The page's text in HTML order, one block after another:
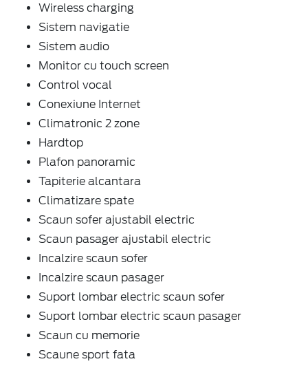
Wireless charging
Sistem navigatie
Sistem audio
Monitor cu touch screen
Control vocal
Conexiune Internet
Climatronic 2 zone
Hardtop
Plafon panoramic
Tapiterie alcantara
Climatizare spate
Scaun sofer ajustabil electric
Scaun pasager ajustabil electric
Incalzire scaun sofer
Incalzire scaun pasager
Suport lombar electric scaun sofer
Suport lombar electric scaun pasager
Scaun cu memorie
Scaune sport fata